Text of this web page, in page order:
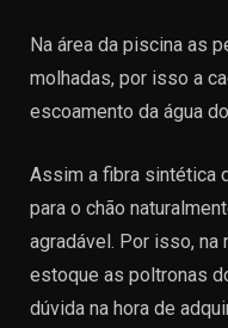
Na área da piscina as
molhadas, por isso a
escoamento da água
Assim a fibra sintética
para o chão
agradável. Por isso,
estoque as poltronas
dúvida na hora de